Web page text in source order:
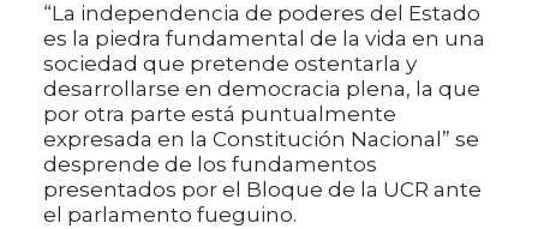
“La independencia de poderes del Estado
es la piedra fundamental de la vida en una
sociedad que pretende ostentarla y
desarrollarse en democracia plena, la que
por otra parte está puntualmente
expresada en la Constitución Nacional” se
desprende de los fundamentos
presentados por el Bloque de la UCR ante
el parlamento fueguino.